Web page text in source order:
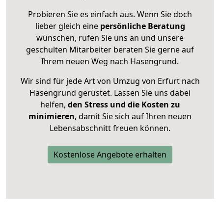
Probieren Sie es einfach aus. Wenn Sie doch
lieber gleich eine persönliche Beratung
wünschen, rufen Sie uns an und unsere
geschulten Mitarbeiter beraten Sie gerne auf
Ihrem neuen Weg nach Hasengrund.
Wir sind für jede Art von Umzug von Erfurt nach
Hasengrund gerüstet. Lassen Sie uns dabei
helfen, den Stress und die Kosten zu
minimieren, damit Sie sich auf Ihren neuen
Lebensabschnitt freuen können.
Kostenlose Angebote erhalten